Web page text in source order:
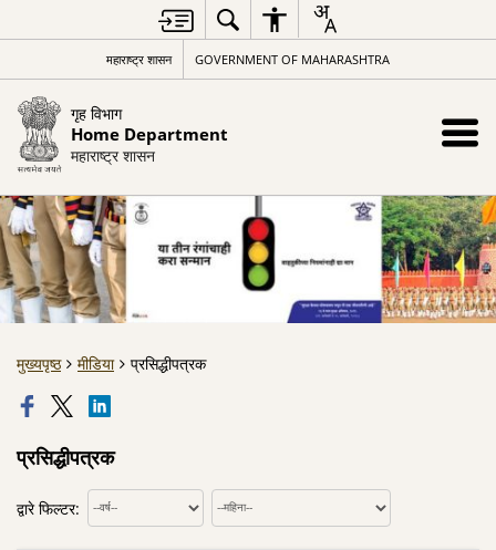
महाराष्ट्र शासन GOVERNMENT OF MAHARASHTRA
गृह विभाग
Home Department
महाराष्ट्र शासन
मुख्यपृष्ठ मीडिया प्रसिद्धीपत्रक
प्रसिद्धीपत्रक
द्वारे फिल्टर: